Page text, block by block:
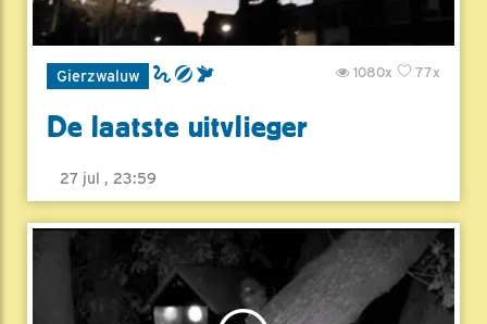
Gierzwaluw 77x
1080x
De laatste uitvlieger
27 jul , 23:59